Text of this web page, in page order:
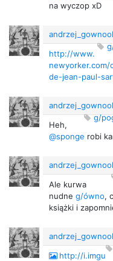
na wyczop xD
http://www.
de-jean-paul-
g/
Heh,
@sponge robi
Ale kurwa
nudne g/ówno,
książki i
http://i.imgu